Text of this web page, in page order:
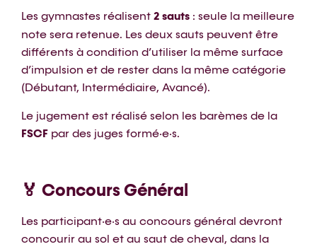
Les gymnastes réalisent 2 sauts : seule la meilleure
note sera retenue. Les deux sauts peuvent être
différents à condition d’utiliser la même surface
d’impulsion et de rester dans la même catégorie
(Débutant, Intermédiaire, Avancé).
Le jugement est réalisé selon les barèmes de la
FSCF par des juges formé·e·s.
🏅 Concours Général
Les participant·e·s au concours général devront
concourir au sol et au saut de cheval, dans la